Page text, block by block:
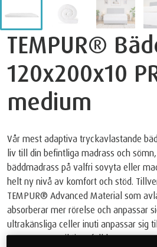
TEMPUR®
120x200x10
medium
Vår mest adaptiva tryckavlastande
liv till din befintliga madrass och
bäddmadrass på valfri sovyta eller
helt ny nivå av komfort och stöd.
TEMPUR® Advanced Material som
absorberar mer rörelse och anpassar
ultrakänsliga celler inuti anpassar sig
värme. För en riktig rofylld sömn.